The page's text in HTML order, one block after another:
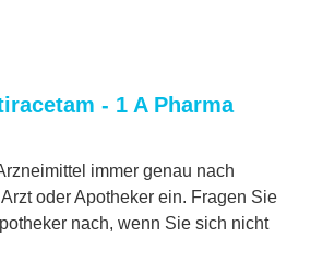
- 1 A Pharma
immer genau nach
oder Apotheker ein. Fragen Sie
nach, wenn Sie sich nicht